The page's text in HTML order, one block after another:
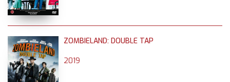
ZOMBIELAND: DOUBLE TAP
2019